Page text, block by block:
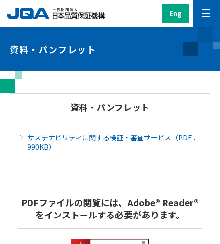
Eng
資料・パンフレット
資料・パンフレット
サステナビリティに関する検証・審査サービス（PDF：
990KB）
PDFファイルの閲覧には、Adobe® Reader®
をインストールする必要があります。